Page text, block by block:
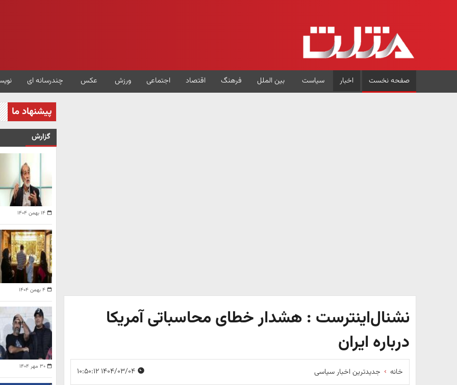
صفحه نخست اخبار سیاست بین الملل فرهنگ اقتصاد اجتماعی ورزش عکس چندرسانه ای
نشنال‌اینترست : هشدار خطای محاسباتی آمریکا
درباره ایران
خانه جدیدترین اخبار سیاسی
پیشنهاد ما
گزارش
۱۴ بهمن ۱۴۰۴
۴ بهمن ۱۴۰۴
۳۰ مهر ۱۴۰۴